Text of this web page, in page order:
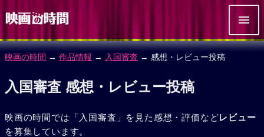
映画の時間 → 作品情報 → 入国審査 → 感想・レビュー投稿
入国審査 感想・レビュー投稿
映画の時間では「入国審査」を見た感想・評価などレビュー
を募集しています。